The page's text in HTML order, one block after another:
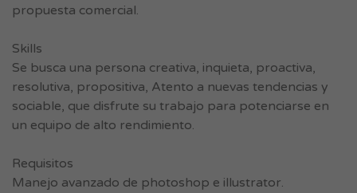
propuesta comercial.
Skills
Se busca una persona creativa, inquieta, proactiva,
resolutiva, propositiva, Atento a nuevas tendencias y
sociable, que disfrute su trabajo para potenciarse en
un equipo de alto rendimiento.
Requisitos
Manejo avanzado de photoshop e illustrator.